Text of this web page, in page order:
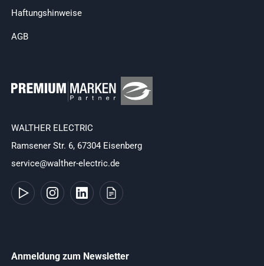
Haftungshinweise
AGB
WALTHER ELECTRIC
Ramsener Str. 6, 67304 Eisenberg
service@walther-electric.de
Anmeldung zum Newsletter